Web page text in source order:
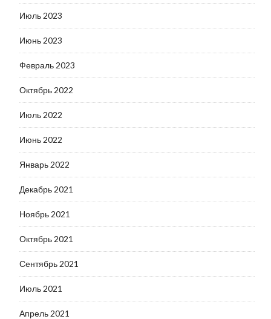
Июль 2023
Июнь 2023
Февраль 2023
Октябрь 2022
Июль 2022
Июнь 2022
Январь 2022
Декабрь 2021
Ноябрь 2021
Октябрь 2021
Сентябрь 2021
Июль 2021
Апрель 2021